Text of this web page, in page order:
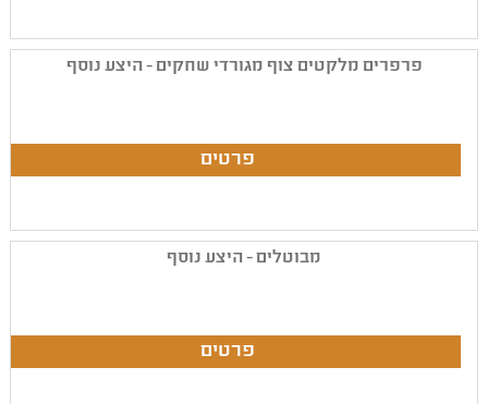
פרפרים מלקטים צוף מגורדי שחקים - היצע נוסף
מבוטלים - היצע נוסף